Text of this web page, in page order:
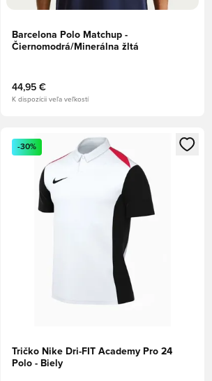
Barcelona Polo Matchup -
Čiernomodrá/Minerálna žltá
44,95 €
K dispozícii veľa veľkostí
ako člen
Otvorí modál na prihlásenie alebo
-30%
Tričko Nike Dri-FIT Academy Pro 24
Polo - Biely